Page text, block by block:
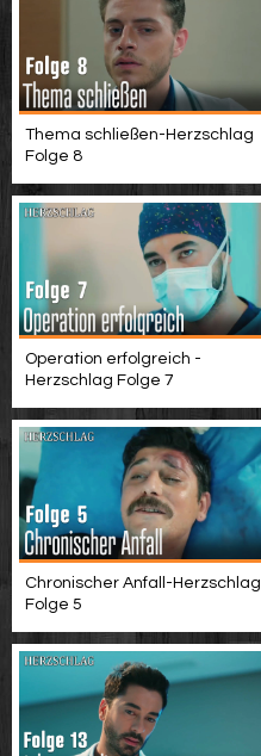
Thema schließen-Herzschlag
Folge 8
Operation erfolgreich -
Herzschlag Folge 7
Chronischer Anfall-Herzschlag
Folge 5